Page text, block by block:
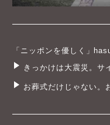
「ニッポンを優しく」
きっかけは大震災。サ
お葬式だけじゃない。